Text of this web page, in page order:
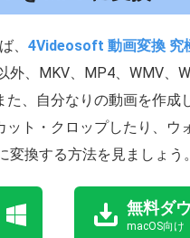
、 4Videosoft 動画変換 究
、MKV、MP4、WMV、
、自分なりの動画を作
ト・クロップしたり、ウ
換する方法を見ましょう。
無料ダ
macOS向け